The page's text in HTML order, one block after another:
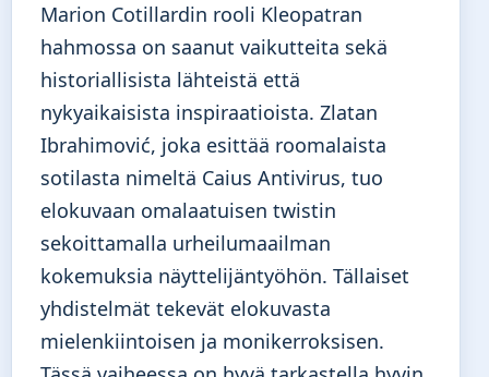
Marion Cotillardin rooli Kleopatran
hahmossa on saanut vaikutteita sekä
historiallisista lähteistä että
nykyaikaisista inspiraatioista. Zlatan
Ibrahimović, joka esittää roomalaista
sotilasta nimeltä Caius Antivirus, tuo
elokuvaan omalaatuisen twistin
sekoittamalla urheilumaailman
kokemuksia näyttelijäntyöhön. Tällaiset
yhdistelmät tekevät elokuvasta
mielenkiintoisen ja monikerroksisen.